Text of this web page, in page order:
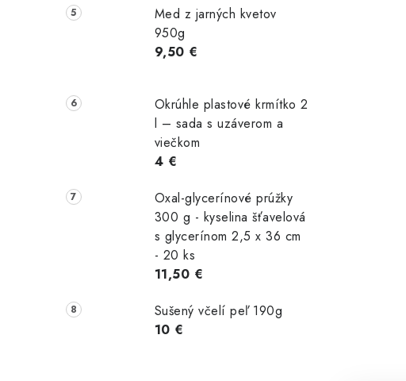
Med z jarných kvetov
950g
9,50 €
Okrúhle plastové krmítko 2
l – sada s uzáverom a
viečkom
4 €
Oxal-glycerínové prúžky
300 g - kyselina šťavelová
s glycerínom 2,5 x 36 cm
- 20 ks
11,50 €
Sušený včelí peľ 190g
10 €